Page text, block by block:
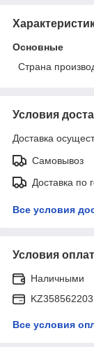
Основные
Страна
Условия
Доставка
Самовывоз
Доставка по
Все условия
Условия
Наличными
Все условия